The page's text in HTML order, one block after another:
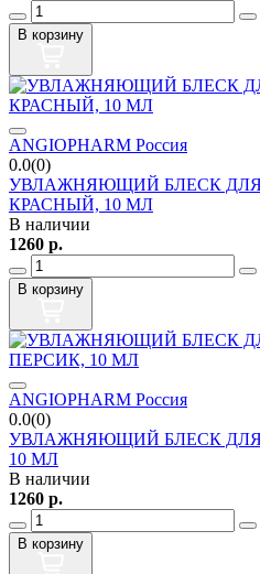
В корзину
ANGIOPHARM Россия
0.0(0)
УВЛАЖНЯЮЩИЙ БЛЕСК
КРАСНЫЙ, 10 МЛ
В наличии
1260 р.
В корзину
ANGIOPHARM Россия
0.0(0)
УВЛАЖНЯЮЩИЙ БЛЕСК
10 МЛ
В наличии
1260 р.
В корзину